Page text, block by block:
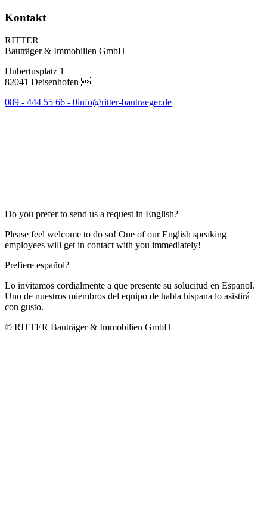
Kontakt
RITTER
Bauträger & Immobilien GmbH
Hubertusplatz 1
82041 Deisenhofen 
089 - 444 55 66 - 0info@ritter-bautraeger.de
Do you prefer to send us a request in English?
Please feel welcome to do so! One of our English speaking
employees will get in contact with you immediately!
Prefiere español?
Lo invitamos cordialmente a que presente su solucitud en Espanol.
Uno de nuestros miembros del equipo de habla hispana lo asistirá
con gusto.
© RITTER Bauträger & Immobilien GmbH